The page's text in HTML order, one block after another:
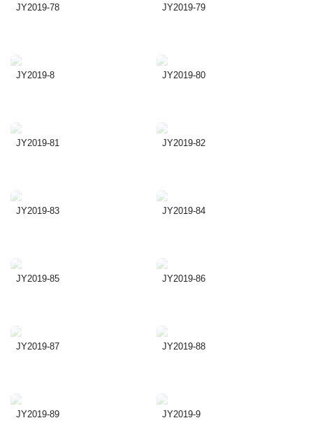
JY2019-78 JY2019-79
JY2019-8 JY2019-80
JY2019-81 JY2019-82
JY2019-83 JY2019-84
JY2019-85 JY2019-86
JY2019-87 JY2019-88
JY2019-89 JY2019-9